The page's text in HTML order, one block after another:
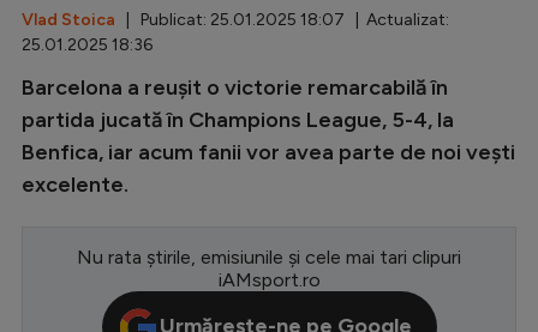
Inedit
Conference League
CM 2026
Vlad Stoica | Publicat: 25.01.2025 18:07 | Actualizat:
25.01.2025 18:36
Barcelona a reușit o victorie remarcabilă în
partida jucată în Champions League, 5-4, la
Benfica, iar acum fanii vor avea parte de noi vești
excelente.
Nu rata știrile, emisiunile și cele mai tari clipuri
iAMsport.ro
Urmărește-ne pe Google